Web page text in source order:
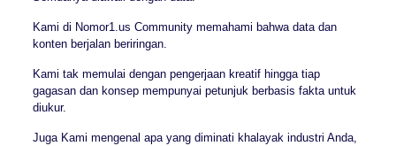
Kami di Nomor1.us Community memahami bahwa data dan
konten berjalan beriringan.
Kami tak memulai dengan pengerjaan kreatif hingga tiap
gagasan dan konsep mempunyai petunjuk berbasis fakta untuk
diukur.
Juga Kami mengenal apa yang diminati khalayak industri Anda,